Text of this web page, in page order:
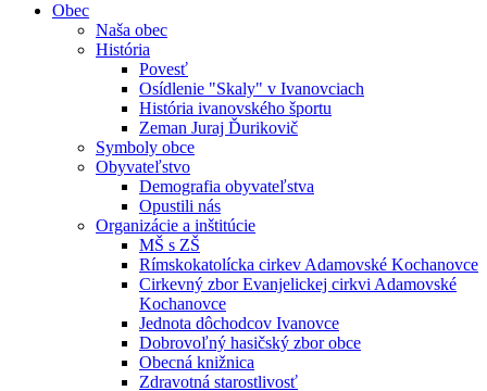
Obec
Naša obec
História
Povesť
Osídlenie "Skaly" v Ivanovciach
História ivanovského športu
Zeman Juraj Ďurikovič
Symboly obce
Obyvateľstvo
Demografia obyvateľstva
Opustili nás
Organizácie a inštitúcie
MŠ s ZŠ
Rímskokatolícka cirkev Adamovské Kochanovce
Cirkevný zbor Evanjelickej cirkvi Adamovské
Kochanovce
Jednota dôchodcov Ivanovce
Dobrovoľný hasičský zbor obce
Obecná knižnica
Zdravotná starostlivosť